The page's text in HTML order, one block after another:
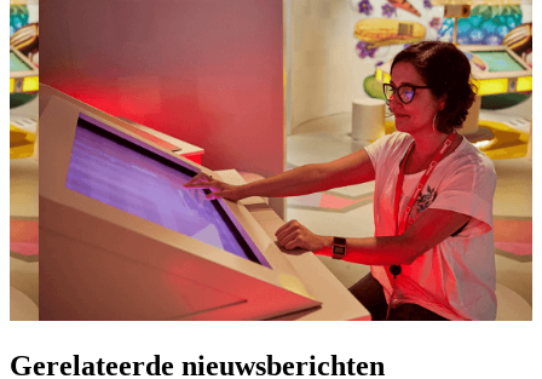
Gerelateerde nieuwsberichten